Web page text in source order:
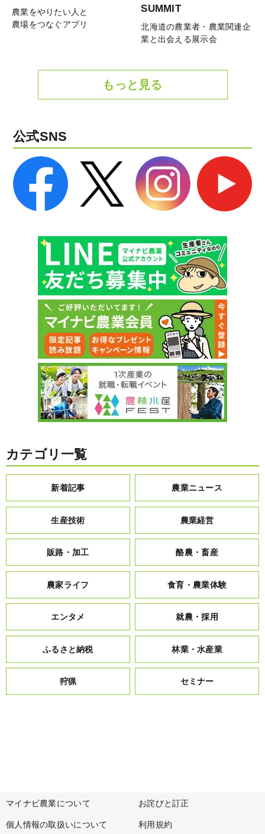
農業をやりたい人と
農場をつなぐアプリ
SUMMIT
北海道の農業者・農業関連企
業と出会える展示会
もっと見る
公式SNS
カテゴリ一覧
新着記事 農業ニュース
生産技術 農業経営
販路・加工 酪農・畜産
農家ライフ 食育・農業体験
エンタメ 就農・採用
ふるさと納税 林業・水産業
狩猟 セミナー
マイナビ農業について お詫びと訂正
個人情報の取扱いについて 利用規約